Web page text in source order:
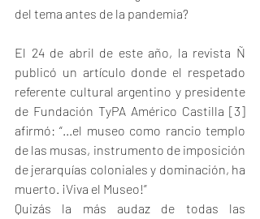
del tema antes de la pandemia?
El 24 de abril de este año, la revista Ñ
publicó un artículo donde el respetado
referente cultural argentino y presidente
de Fundación TyPA Américo Castilla [3]
afirmó: “...el museo como rancio templo
de las musas, instrumento de imposición
de jerarquías coloniales y dominación, ha
muerto. ¡Viva el Museo!”
Quizás la más audaz de todas las